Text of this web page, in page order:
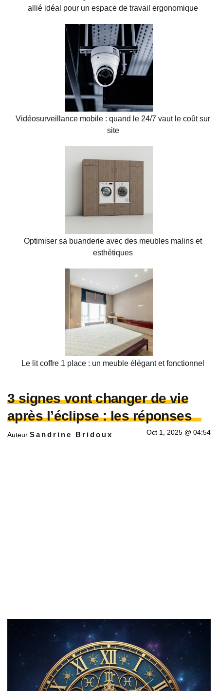
allié idéal pour un espace de travail ergonomique
Vidéosurveillance mobile : quand le 24/7 vaut le coût sur
site
Optimiser sa buanderie avec des meubles malins et
esthétiques
Le lit coffre 1 place : un meuble élégant et fonctionnel
3 signes vont changer de vie
après l’éclipse : les réponses
Auteur Sandrine Bridoux Oct 1, 2025 @ 04:54